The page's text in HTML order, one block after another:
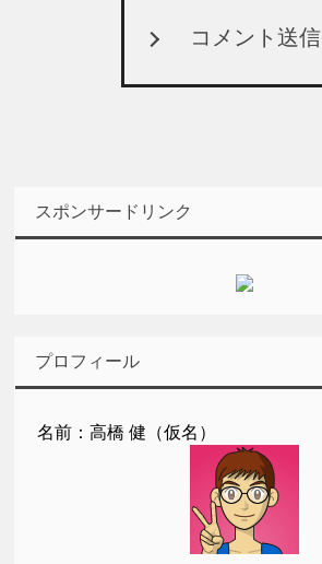
コメント送信
スポンサードリンク
プロフィール
名前：高橋 健（仮名）